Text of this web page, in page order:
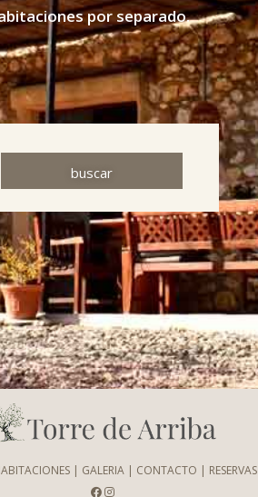
por separado.
buscar
| GALERIA | CONTACTO | RESERVAS